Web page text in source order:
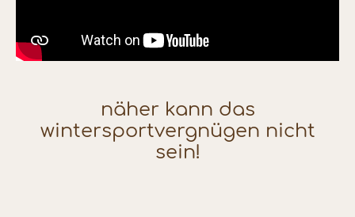
näher kann das
wintersportvergnügen nicht
sein!